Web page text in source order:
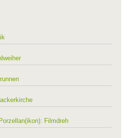
Filmdreh